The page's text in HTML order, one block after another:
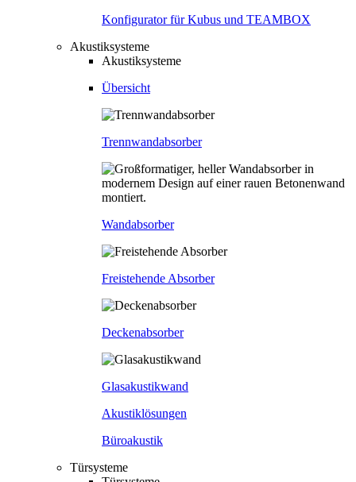
Konfigurator für Kubus und TEAMBOX
Akustiksysteme
Akustiksysteme
Übersicht
Trennwandabsorber
Wandabsorber
Freistehende Absorber
Deckenabsorber
Glasakustikwand
Akustiklösungen
Büroakustik
Türsysteme